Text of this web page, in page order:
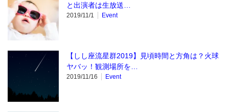
と出演者は生放送…
2019/11/1 Event
【しし座流星群2019】見頃時間と方角は？火球
ヤバッ！観測場所を…
2019/11/16 Event